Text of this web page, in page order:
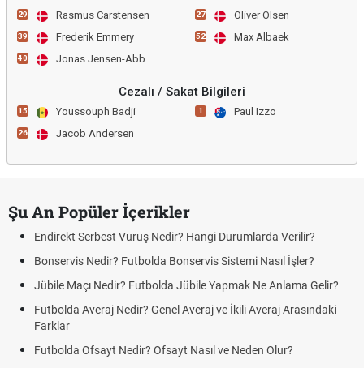
29 Rasmus Carstensen
39 Frederik Emmery
40 Jonas Jensen-Abbew
27 Oliver Olsen
52 Max Albaek
Cezalı / Sakat Bilgileri
15 Youssouph Badji
26 Jacob Andersen
1 Paul Izzo
Şu An Popüler İçerikler
Endirekt Serbest Vuruş Nedir? Hangi Durumlarda Verilir?
Bonservis Nedir? Futbolda Bonservis Sistemi Nasıl İşler?
Jübile Maçı Nedir? Futbolda Jübile Yapmak Ne Anlama Gelir?
Futbolda Averaj Nedir? Genel Averaj ve İkili Averaj Arasındaki
Farklar
Futbolda Ofsayt Nedir? Ofsayt Nasıl ve Neden Olur?